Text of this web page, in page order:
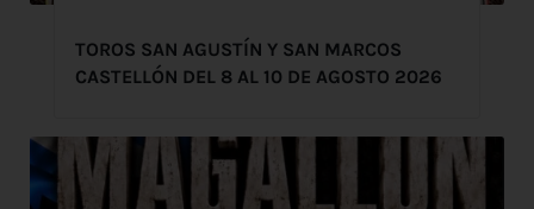
TOROS SAN AGUSTÍN Y SAN MARCOS
CASTELLÓN DEL 8 AL 10 DE AGOSTO 2026